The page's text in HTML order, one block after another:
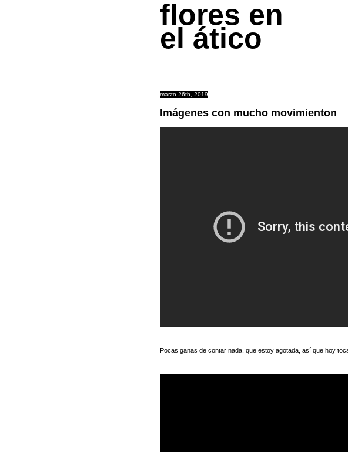
flores en
el ático
marzo 26th, 2019
Imágenes con mucho movimienton
Pocas ganas de contar nada, que estoy agotada, así que hoy